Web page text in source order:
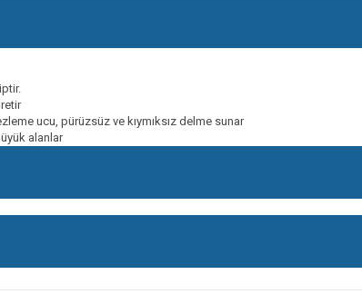
ucu, pürüzsüz ve kıymıksız delme sunar
alanlar